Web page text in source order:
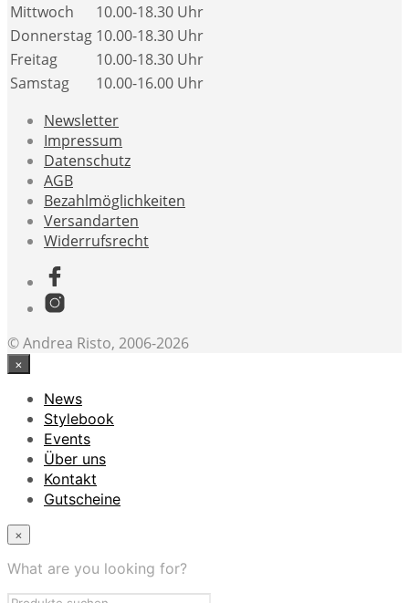
Mittwoch
10.00-18.30 Uhr
Donnerstag 10.00-18.30 Uhr
Freitag
10.00-18.30 Uhr
Samstag
10.00-16.00 Uhr
Newsletter
Impressum
Datenschutz
AGB
Bezahlmöglichkeiten
Versandarten
Widerrufsrecht
© Andrea Risto, 2006-2026
×
News
Stylebook
Events
Über uns
Kontakt
Gutscheine
×
What are you looking for?